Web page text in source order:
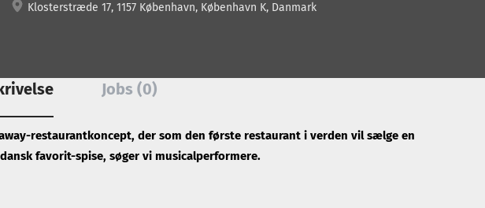
Klosterstræde 17, 1157 København, København K, Danmark
Jobs (0)
restaurantkoncept, der som den første restaurant i verden vil sælge en
favorit-spise, søger vi musicalperformere.